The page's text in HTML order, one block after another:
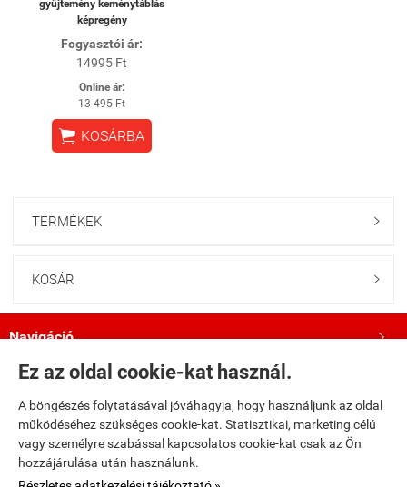
Ez az oldal cookie-kat használ.
A böngészés folytatásával jóváhagyja, hogy használjunk az oldal
működéséhez szükséges cookie-kat. Statisztikai, marketing célú
vagy személyre szabással kapcsolatos cookie-kat csak az Ön
hozzájárulása után használunk.
gyűjtemény keménytáblás
képregény
Fogyasztói ár:
14995 Ft
Online ár:
13 495 Ft
 KOSÁRBA
TERMÉKEK 
KOSÁR 
Navigáció 
Saját fiók
Bemutatkozás
Kövess minket a Facebookon!